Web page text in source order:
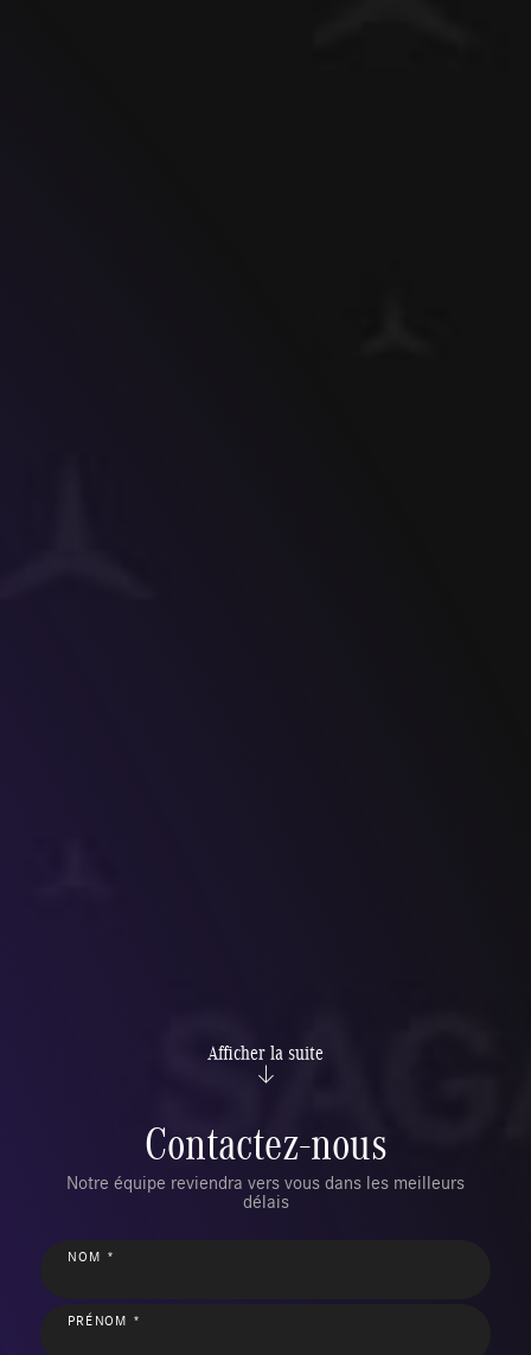
Afficher la suite
Contactez-nous
Notre équipe reviendra vers vous dans les meilleurs
délais
NOM *
PRÉNOM *